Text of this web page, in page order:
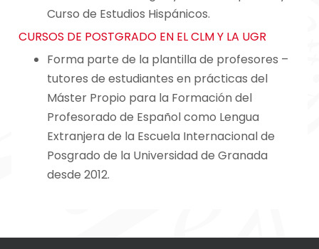
Curso de Estudios Hispánicos.
CURSOS DE POSTGRADO EN EL CLM Y LA UGR
Forma parte de la plantilla de profesores –
tutores de estudiantes en prácticas del
Máster Propio para la Formación del
Profesorado de Español como Lengua
Extranjera de la Escuela Internacional de
Posgrado de la Universidad de Granada
desde 2012.
de